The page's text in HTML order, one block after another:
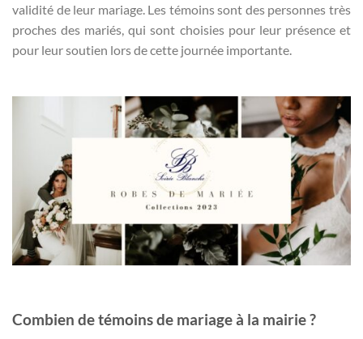
validité de leur mariage. Les témoins sont des personnes très
proches des mariés, qui sont choisies pour leur présence et
pour leur soutien lors de cette journée importante.
Combien de témoins de mariage à la mairie ?